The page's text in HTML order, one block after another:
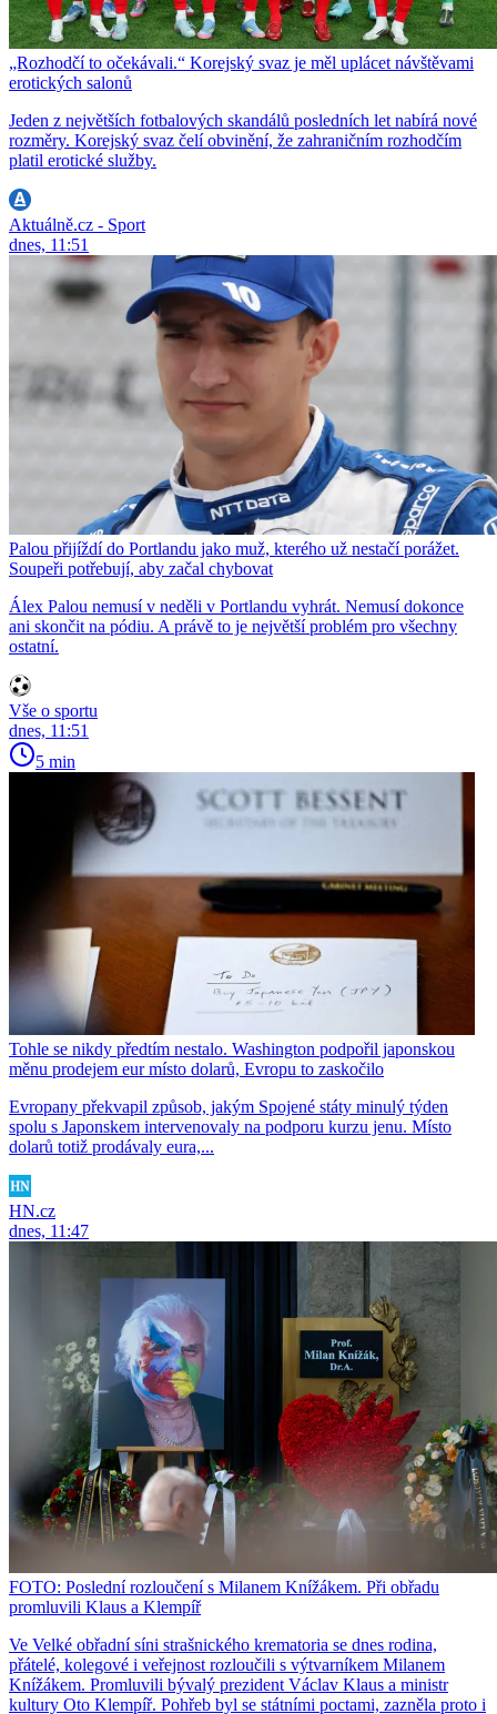
„Rozhodčí to očekávali.“ Korejský svaz je měl uplácet návštěvami
erotických salonů
Jeden z největších fotbalových skandálů posledních let nabírá nové
rozměry. Korejský svaz čelí obvinění, že zahraničním rozhodčím
platil erotické služby.
Aktuálně.cz - Sport
dnes, 11:51
Palou přijíždí do Portlandu jako muž, kterého už nestačí porážet.
Soupeři potřebují, aby začal chybovat
Álex Palou nemusí v neděli v Portlandu vyhrát. Nemusí dokonce
ani skončit na pódiu. A právě to je největší problém pro všechny
ostatní.
Vše o sportu
dnes, 11:51
5 min
Tohle se nikdy předtím nestalo. Washington podpořil japonskou
měnu prodejem eur místo dolarů, Evropu to zaskočilo
Evropany překvapil způsob, jakým Spojené státy minulý týden
spolu s Japonskem intervenovaly na podporu kurzu jenu. Místo
dolarů totiž prodávaly eura,...
HN.cz
dnes, 11:47
FOTO: Poslední rozloučení s Milanem Knížákem. Při obřadu
promluvili Klaus a Klempíř
Ve Velké obřadní síni strašnického krematoria se dnes rodina,
přátelé, kolegové i veřejnost rozloučili s výtvarníkem Milanem
Knížákem. Promluvili bývalý prezident Václav Klaus a ministr
kultury Oto Klempíř. Pohřeb byl se státními poctami, zazněla proto i